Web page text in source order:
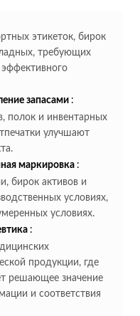
этикеток, бирок
требующих
запасами :
полок и инвентарных
улучшают
маркировка :
бирок активов и
условиях,
условиях.
:
продукции, где
решающее значение
и соответствия